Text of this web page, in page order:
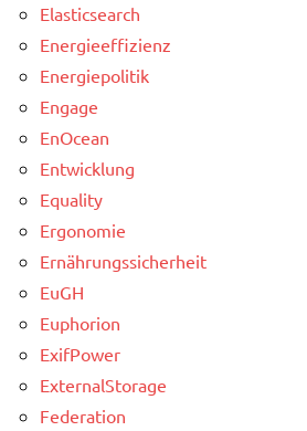
Elasticsearch
Energieeffizienz
Energiepolitik
Engage
EnOcean
Entwicklung
Equality
Ergonomie
Ernährungssicherheit
EuGH
Euphorion
ExifPower
ExternalStorage
Federation